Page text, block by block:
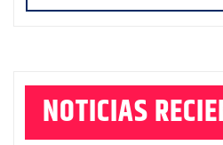
NOTICIAS